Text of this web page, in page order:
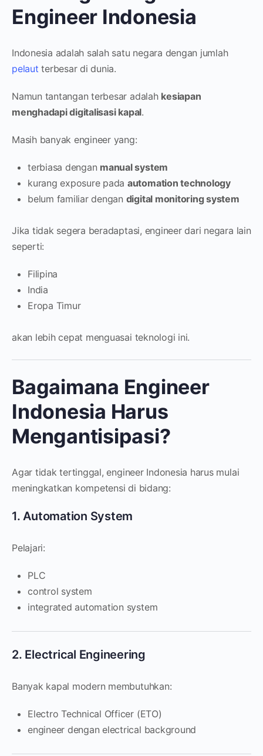
Engineer Indonesia
Indonesia adalah salah satu negara dengan jumlah
pelaut terbesar di dunia.
Namun tantangan terbesar adalah kesiapan
menghadapi digitalisasi kapal.
Masih banyak engineer yang:
terbiasa dengan manual system
kurang exposure pada automation technology
belum familiar dengan digital monitoring system
Jika tidak segera beradaptasi, engineer dari negara lain
seperti:
Filipina
India
Eropa Timur
akan lebih cepat menguasai teknologi ini.
Bagaimana Engineer
Indonesia Harus
Mengantisipasi?
Agar tidak tertinggal, engineer Indonesia harus mulai
meningkatkan kompetensi di bidang:
1. Automation System
Pelajari:
PLC
control system
integrated automation system
2. Electrical Engineering
Banyak kapal modern membutuhkan:
Electro Technical Officer (ETO)
engineer dengan electrical background